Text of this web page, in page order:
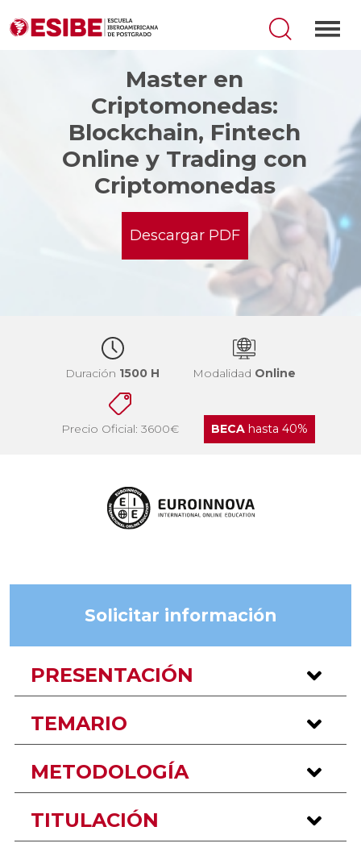
Master en
Criptomonedas:
Blockchain, Fintech
Online y Trading con
Criptomonedas
Descargar PDF
Duración 1500 H Modalidad Online
Precio Oficial: 3600€ BECAhasta 40%
Solicitar información
PRESENTACIÓN
TEMARIO
METODOLOGÍA
TITULACIÓN